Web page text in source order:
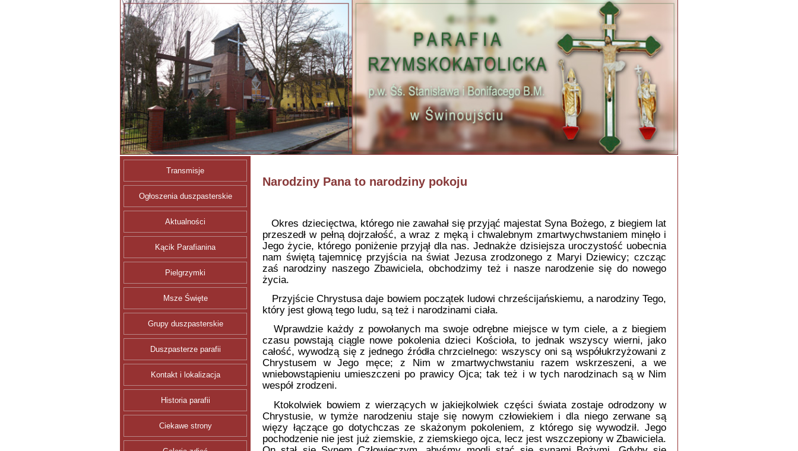
Transmisje
Ogłoszenia duszpasterskie
Aktualności
Kącik Parafianina
Pielgrzymki
Msze Święte
Grupy duszpasterskie
Duszpasterze parafii
Kontakt i lokalizacja
Historia parafii
Ciekawe strony
Narodziny Pana to narodziny pokoju
Okres dziecięctwa, którego nie zawahał się przyjąć majestat Syna Bożego, z biegiem lat
przeszedł w pełną dojrzałość, a wraz z męką i chwalebnym zmartwychwstaniem minęło i
Jego życie, którego poniżenie przyjął dla nas. Jednakże dzisiejsza uroczystość uobecnia
nam świętą tajemnicę przyjścia na świat Jezusa zrodzonego z Maryi Dziewicy; czcząc
zaś narodziny naszego Zbawiciela, obchodzimy też i nasze narodzenie się do nowego
życia.
Przyjście Chrystusa daje bowiem początek ludowi chrześcijańskiemu, a narodziny Tego,
który jest głową tego ludu, są też i narodzinami ciała.
Wprawdzie każdy z powołanych ma swoje odrębne miejsce w tym ciele, a z biegiem
czasu powstają ciągle nowe pokolenia dzieci Kościoła, to jednak wszyscy wierni, jako
całość, wywodzą się z jednego źródła chrzcielnego: wszyscy oni są współukrzyżowani z
Chrystusem w Jego męce; z Nim w zmartwychwstaniu razem wskrzeszeni, a we
wniebowstąpieniu umieszczeni po prawicy Ojca; tak też i w tych narodzinach są w Nim
wespół zrodzeni.
Ktokolwiek bowiem z wierzących w jakiejkolwiek części świata zostaje odrodzony w
Chrystusie, w tymże narodzeniu staje się nowym człowiekiem i dla niego zerwane są
więzy łączące go dotychczas ze skażonym pokoleniem, z którego się wywodził. Jego
pochodzenie nie jest już ziemskie, z ziemskiego ojca, lecz jest wszczepiony w Zbawiciela.